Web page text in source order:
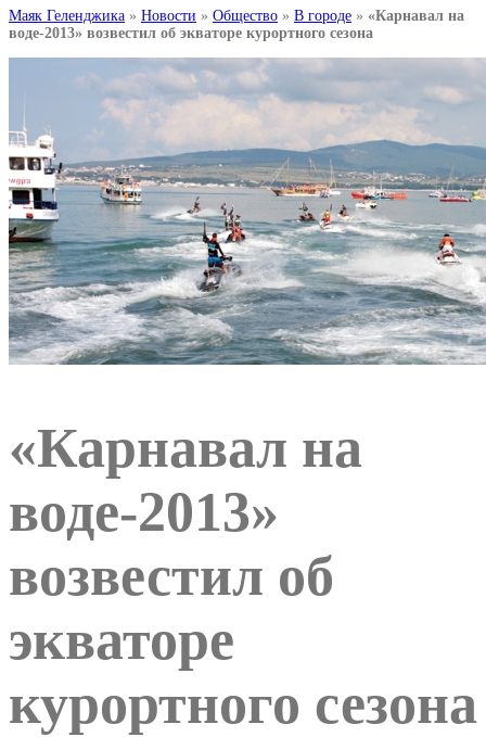
Маяк Геленджика » Новости » Общество » В городе » «Карнавал на
воде-2013» возвестил об экваторе курортного сезона
«Карнавал на
воде-2013»
возвестил об
экваторе
курортного сезона